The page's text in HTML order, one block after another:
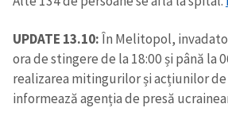
UPDATE 13.10:În Melitopol,
ora de stingere de la 18:00 și până la
realizarea mitingurilor și acțiunilor
informează agenția de presă
CONTACT SURSĂ
Sursă anonimă
Nume+ Numele meu